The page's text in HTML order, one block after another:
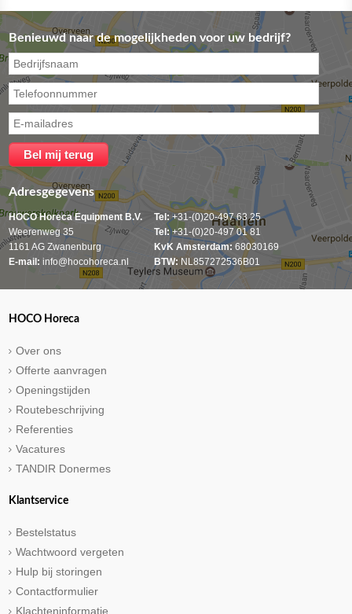
Benieuwd naar de mogelijkheden voor uw bedrijf?
Adresgegevens
HOCO Horeca Equipment B.V.
Weerenweg 35
1161 AG Zwanenburg
E-mail: info@hocohoreca.nl
Tel:+31-(0)20-497 63 25
Tel:+31-(0)20-497 01 81
KvK Amsterdam: 68030169
BTW: NL857272536B01
HOCO Horeca
Over ons
Offerte aanvragen
Openingstijden
Routebeschrijving
Referenties
Vacatures
TANDIR Donermes
Klantservice
Bestelstatus
Wachtwoord vergeten
Hulp bij storingen
Contactformulier
Klachteninformatie